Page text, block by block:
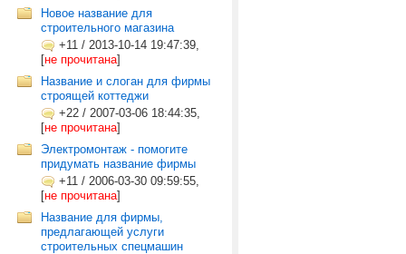
Новое название для
строительного магазина
+11 / 2013-10-14 19:47:39,
[не прочитана]
Название и слоган для фирмы
строящей коттеджи
+22 / 2007-03-06 18:44:35,
[не прочитана]
Электромонтаж - помогите
придумать название фирмы
+11 / 2006-03-30 09:59:55,
[не прочитана]
Название для фирмы,
предлагающей услуги
строительных спецмашин